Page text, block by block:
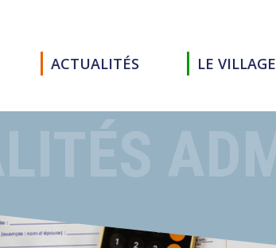
ACTUALITÉS LE VILLAGE